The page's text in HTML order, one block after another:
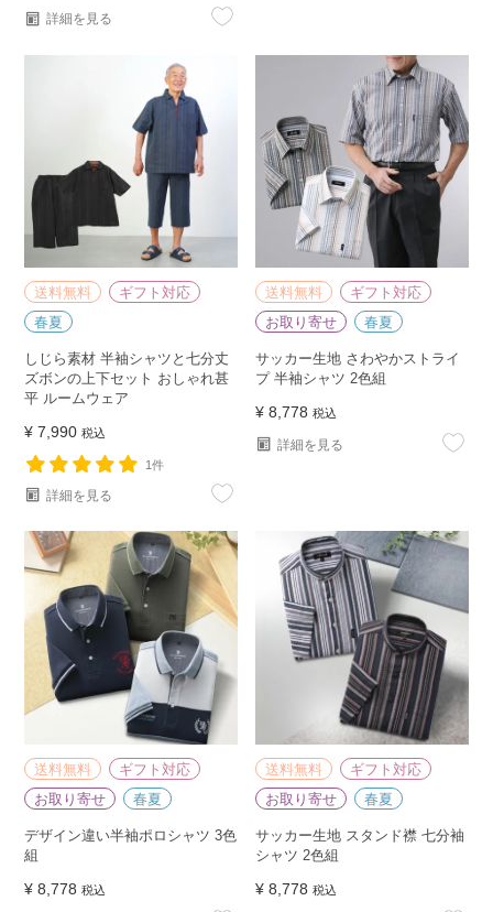
詳細を見る
送料無料
ギフト対応
春夏
しじら素材 半袖シャツと七分丈
ズボンの上下セット おしゃれ甚
平 ルームウェア
¥ 7,990 税込
1件
詳細を見る
送料無料
ギフト対応
お取り寄せ
春夏
サッカー生地 さわやかストライ
プ 半袖シャツ 2色組
¥ 8,778 税込
詳細を見る
送料無料
ギフト対応
お取り寄せ
春夏
デザイン違い半袖ポロシャツ 3色
組
¥ 8,778 税込
送料無料
ギフト対応
お取り寄せ
春夏
サッカー生地 スタンド襟 七分袖
シャツ 2色組
¥ 8,778 税込